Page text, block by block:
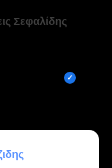
Σεφαλίδης